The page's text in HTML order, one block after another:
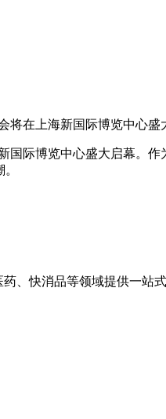
将在上海新国际博览中心盛
际博览中心盛大启幕。
、快消品等领域提供一站